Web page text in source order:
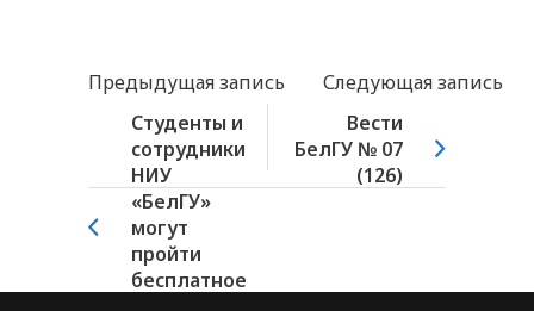
Предыдущая запись
Следующая запись
Студенты и
сотрудники
НИУ
«БелГУ»
могут
пройти
бесплатное
Вести
БелГУ № 07
(126)